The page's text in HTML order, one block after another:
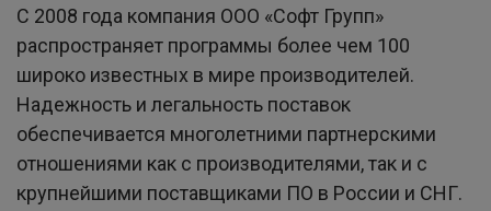
С 2008 года компания ООО «Софт Групп»
распространяет программы более чем 100
широко известных в мире производителей.
Надежность и легальность поставок
обеспечивается многолетними партнерскими
отношениями как с производителями, так и с
крупнейшими поставщиками ПО в России и СНГ.